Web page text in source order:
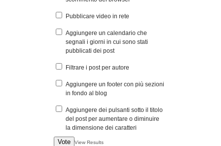
Pubblicare video in rete
Aggiungere un calendario che
segnali i giorni in cui sono stati
pubblicati dei post
Filtrare i post per autore
Aggiungere un footer con più sezioni
in fondo al blog
Aggiungere dei pulsanti sotto il titolo
del post per aumentare o diminuire
la dimensione dei caratteri
Vote
View Results